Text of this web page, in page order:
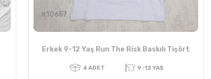
#10657
Erkek 9-12 Yaş Run The Risk Baskılı Tişört